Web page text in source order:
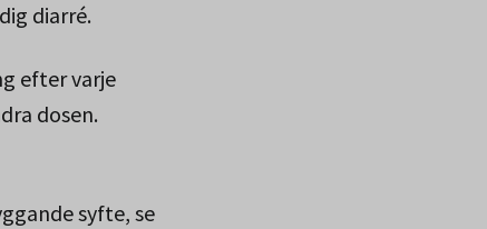
diarré.
efter varje
dosen.
syfte, se